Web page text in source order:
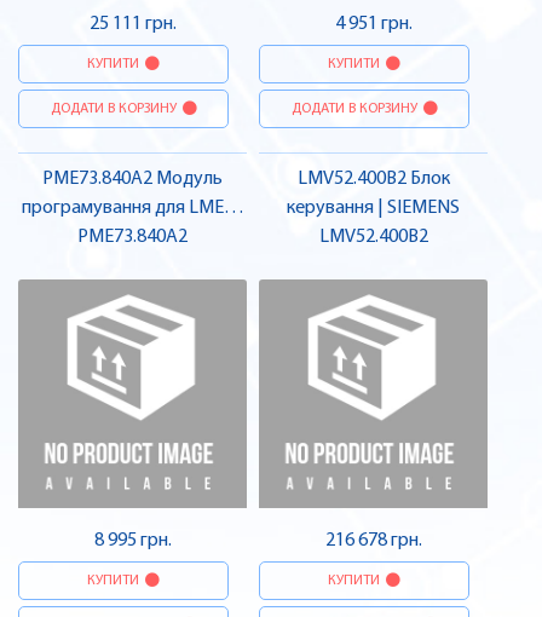
25 111 грн.
КУПИТИ
ДОДАТИ В КОРЗИНУ
4 951 грн.
КУПИТИ
ДОДАТИ В КОРЗИНУ
PME73.840A2 Модуль
програмування для LME73
| SIEMENS
PME73.840A2
8 995 грн.
КУПИТИ
LMV52.400B2 Блок
керування | SIEMENS
LMV52.400B2
216 678 грн.
КУПИТИ